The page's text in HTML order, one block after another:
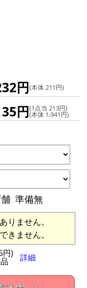
円(本体 211円)
円(1点当 213円)
(本体 1,941円)
準備無
りません。
きません。
円) 詳細